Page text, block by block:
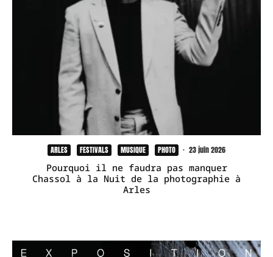
ARLES FESTIVALS MUSIQUE PHOTO · 23 juin 2026
Pourquoi il ne faudra pas manquer
Chassol à la Nuit de la photographie à
Arles